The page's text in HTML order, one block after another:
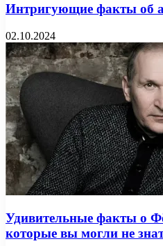
Интригующие факты об
02.10.2024
Удивительные факты о
которые вы могли не